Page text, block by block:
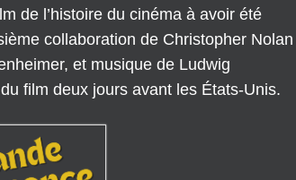
de l’histoire du cinéma à avoir été
collaboration de Christopher Nolan
et musique de Ludwig
film deux jours avant les États-Unis.